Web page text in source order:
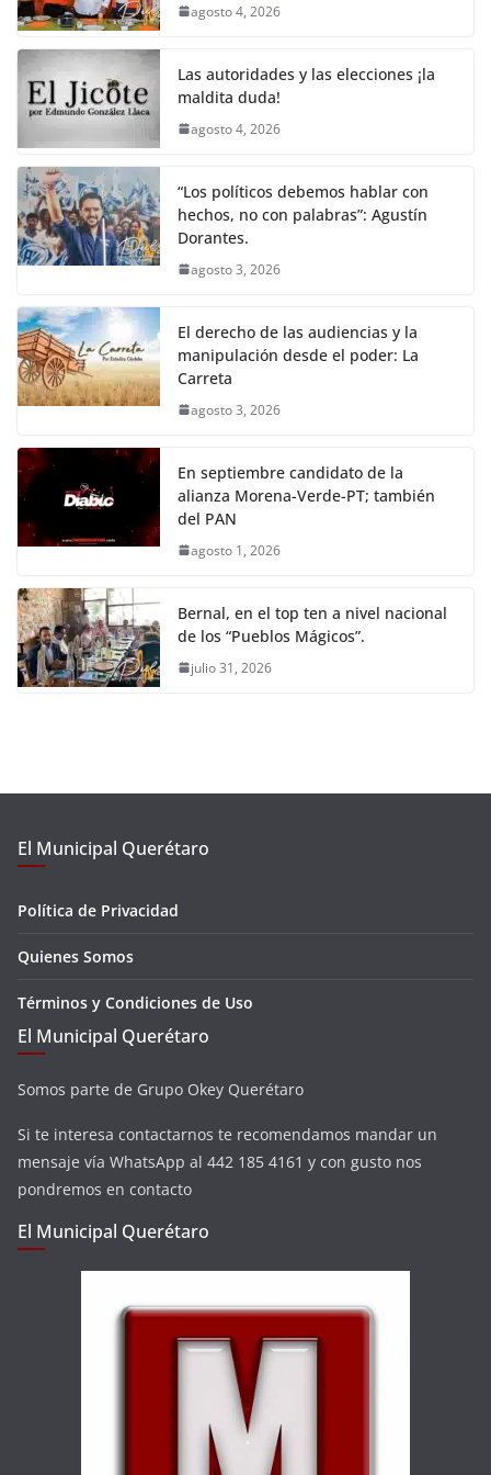
agosto 4, 2026
Las autoridades y las elecciones ¡la
maldita duda!
agosto 4, 2026
“Los políticos debemos hablar con
hechos, no con palabras”: Agustín
Dorantes.
agosto 3, 2026
El derecho de las audiencias y la
manipulación desde el poder: La
Carreta
agosto 3, 2026
En septiembre candidato de la
alianza Morena-Verde-PT; también
del PAN
agosto 1, 2026
Bernal, en el top ten a nivel nacional
de los “Pueblos Mágicos”.
julio 31, 2026
El Municipal Querétaro
Política de Privacidad
Quienes Somos
Términos y Condiciones de Uso
El Municipal Querétaro
Somos parte de Grupo Okey Querétaro
Si te interesa contactarnos te recomendamos mandar un
mensaje vía WhatsApp al 442 185 4161 y con gusto nos
pondremos en contacto
El Municipal Querétaro